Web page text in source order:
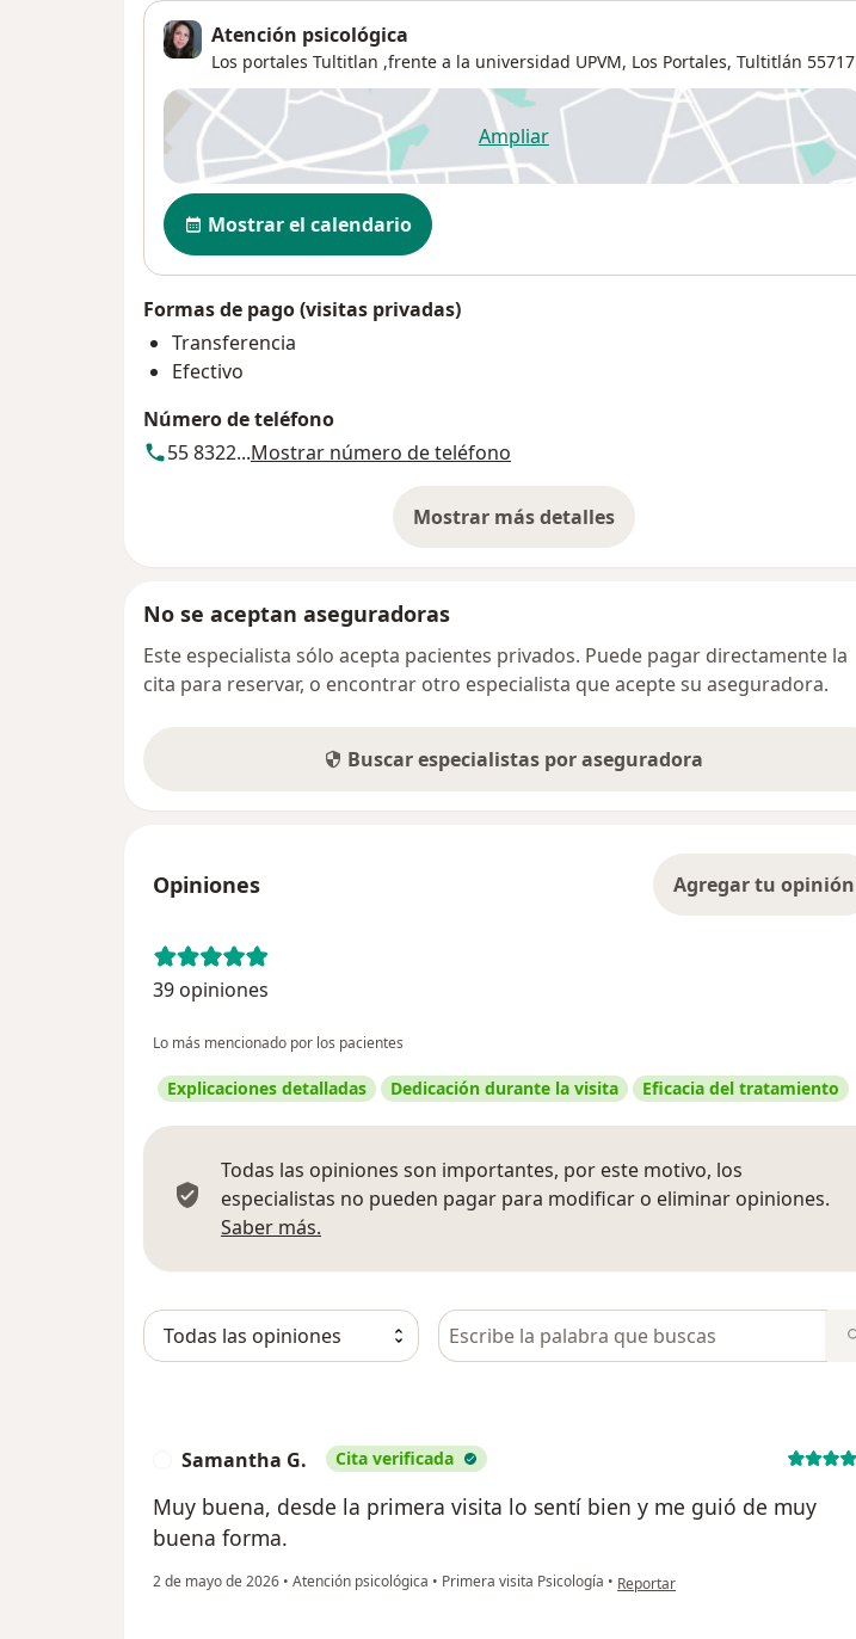
Atención psicológica
Los portales Tultitlan ,frente a la universidad UPVM, Los Portales, Tultitlán 55717
Ampliarse abre en una nueva pestaña
Disponibilidad
Mostrar el calendario
Formas de pago (visitas privadas)
Transferencia
Efectivo
Número de teléfono
55 8322...Mostrar número de teléfono
Mostrar más detalles
sobre la dirección
No se aceptan aseguradoras
Este especialista sólo acepta pacientes privados. Puede pagar directamente la
cita para reservar, o encontrar otro especialista que acepte su aseguradora.
Buscar especialistas por aseguradora
Opiniones Agregar tu opinión
39 opiniones
Lo más mencionado por los pacientes
Explicaciones detalladas Dedicación durante la visita Eficacia del tratamiento
Todas las opiniones son importantes, por este motivo, los
especialistas no pueden pagar para modificar o eliminar opiniones.
Saber más.
Busca en opiniones
Samantha G. Cita verificada
Muy buena, desde la primera visita lo sentí bien y me guió de muy
buena forma.
2 de mayo de 2026 • Atención psicológica • Primera visita Psicología • en opinión del usuario Samantha G.
Reportar